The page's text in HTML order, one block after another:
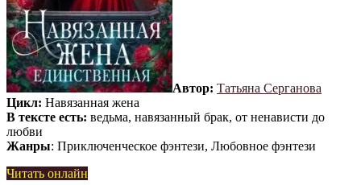
Автор: Татьяна Серганова
Цикл: Навязанная жена
В тексте есть: ведьма, навязанный брак, от ненависти до
любви
Жанры: Приключенческое фэнтези, Любовное фэнтези
Читать онлайн